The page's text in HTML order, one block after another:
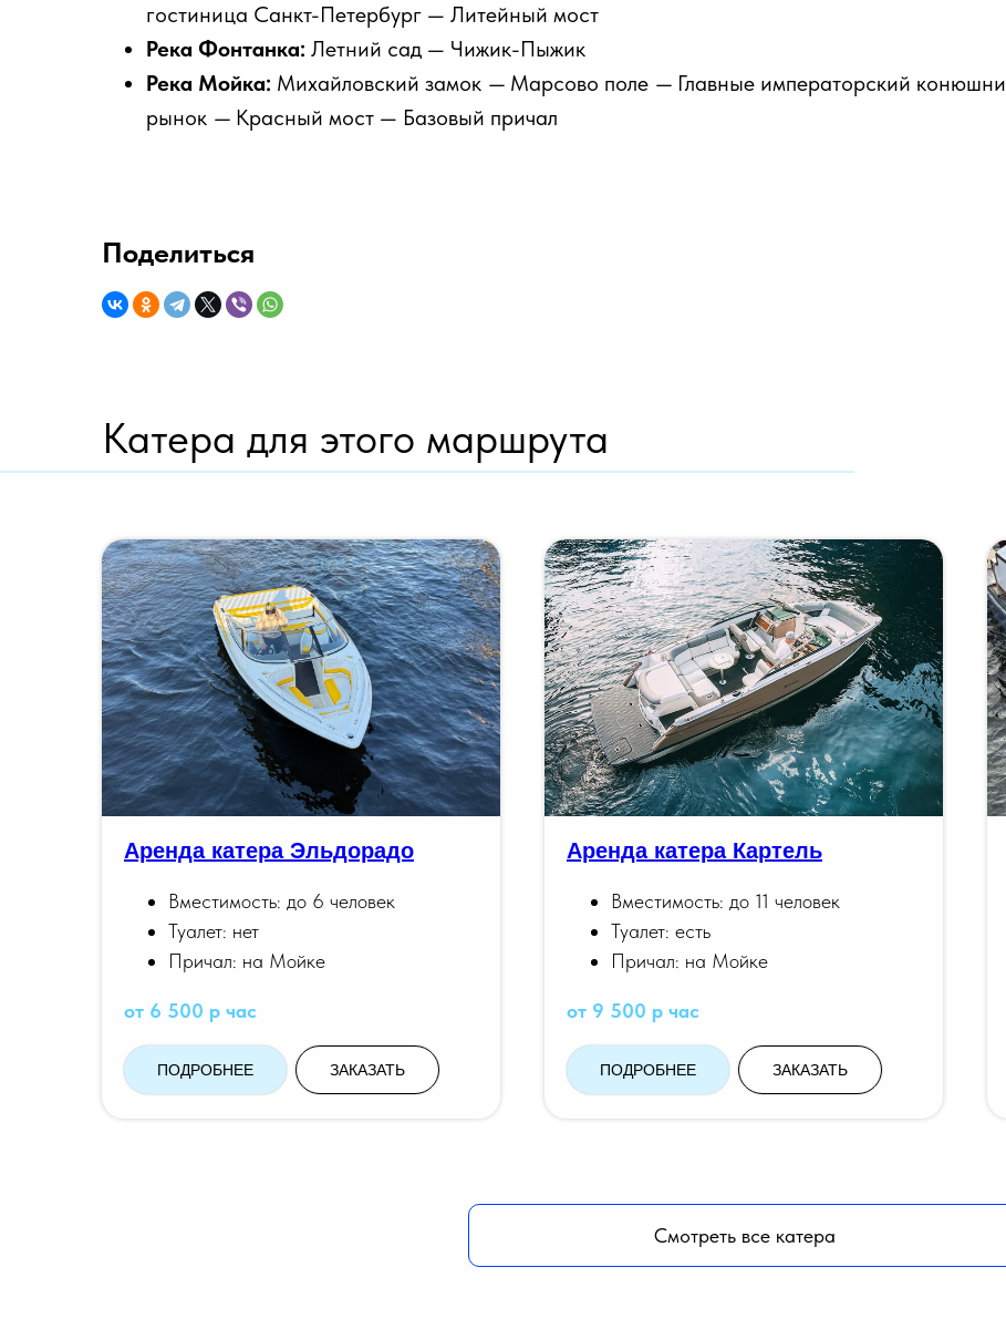
гостиница Санкт-Петербург — Литейный мост
Река Фонтанка: Летний сад — Чижик-Пыжик
Река Мойка: Михайловский замок — Марсово поле — Главные императорский конюшни
рынок — Красный мост — Базовый причал
Поделиться
Катера для этого маршрута
Аренда катера Эльдорадо
Вместимость: до 6 человек
Туалет: нет
Причал: на Мойке
от 6 500 р час
ПОДРОБНЕЕ ЗАКАЗАТЬ
Аренда катера Картель
Вместимость: до 11 человек
Туалет: есть
Причал: на Мойке
от 9 500 р час
ПОДРОБНЕЕ ЗАКАЗАТЬ
Смотреть все катера